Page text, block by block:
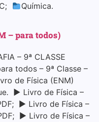
Química.
– para todos)
– 9ª CLASSE
todos – 9ª Classe –
de Física (ENM)
▶ Livro de Física –
▶ Livro de Física –
▶ Livro de Física –